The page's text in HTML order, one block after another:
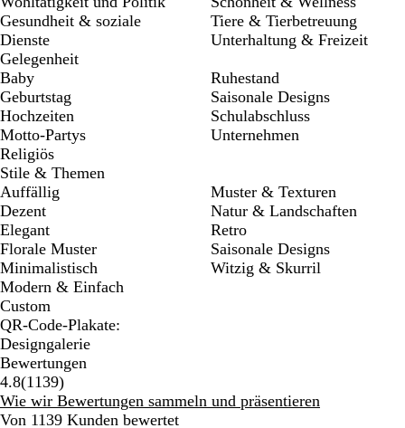
Gesundheit & soziale
Dienste
Tiere & Tierbetreuung
Unterhaltung & Freizeit
Gelegenheit
Baby
Geburtstag
Hochzeiten
Motto-Partys
Religiös
Ruhestand
Saisonale Designs
Schulabschluss
Unternehmen
Stile & Themen
Auffällig
Dezent
Elegant
Florale Muster
Minimalistisch
Modern & Einfach
Muster & Texturen
Natur & Landschaften
Retro
Saisonale Designs
Witzig & Skurril
Custom
QR-Code-Plakate:
Designgalerie
Bewertungen
4.8(11391139
Bewertungen
)
Wie wir Bewertungen sammeln und präsentieren
Von 1139 Kunden bewertet